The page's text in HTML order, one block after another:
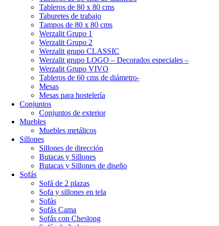
Tableros de 80 x 80 cms
Taburetes de trabajo
Tampos de 80 x 80 cms
Werzalit Grupo 1
Werzalit Grupo 2
Werzalit grupo CLASSIC
Werzalit grupo LOGO – Decorados especiales –
Werzalit Grupo VIVO
Tableros de 60 cms de diámetro-
Mesas
Mesas para hostelería
Conjuntos
Conjuntos de exterior
Muebles
Muebles metálicos
Sillones
Sillones de dirección
Butacas y Sillones
Butacas y Sillones de diseño
Sofás
Sofá de 2 plazas
Sofa y sillones en tela
Sofás
Sofás Cama
Sofás con Cheslong